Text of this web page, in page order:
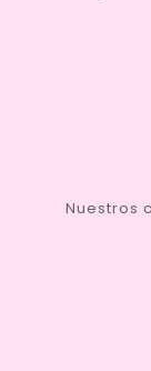
Nuestros